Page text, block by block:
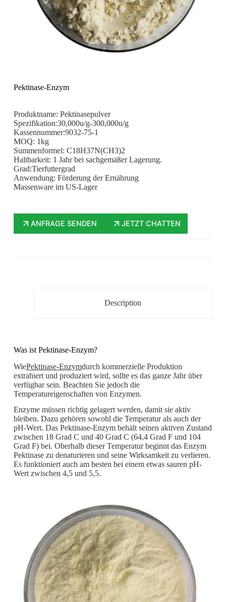
Pektinase-Enzym
Produktname: Pektinasepulver
Spezifikation:30,000u/g-300,000u/g
Kassennummer:9032-75-1
MOQ: 1kg
Summenformel: C18H37N(CH3)2
Haltbarkeit: 1 Jahr bei sachgemäßer Lagerung.
Grad:Tierfuttergrad
Anwendung: Förderung der Ernährung
Massenware im US-Lager
ANFRAGE SENDEN JETZT CHATTEN
Description
Was ist Pektinase-Enzym?
WiePektinase-Enzymdurch kommerzielle Produktion
extrahiert und produziert wird, sollte es das ganze Jahr über
verfügbar sein. Beachten Sie jedoch die
Temperatureigenschaften von Enzymen.
Enzyme müssen richtig gelagert werden, damit sie aktiv
bleiben. Dazu gehören sowohl die Temperatur als auch der
pH-Wert. Das Pektinase-Enzym behält seinen aktiven Zustand
zwischen 18 Grad C und 40 Grad C (64,4 Grad F und 104
Grad F) bei. Oberhalb dieser Temperatur beginnt das Enzym
Pektinase zu denaturieren und seine Wirksamkeit zu verlieren.
Es funktioniert auch am besten bei einem etwas sauren pH-
Wert zwischen 4,5 und 5,5.